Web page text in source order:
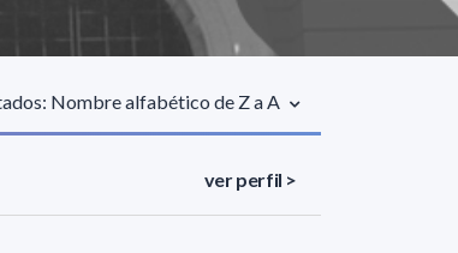
Nombre alfabético de Z a A
ver perfil >